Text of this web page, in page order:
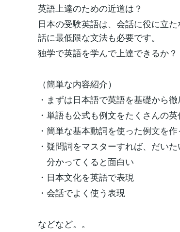
英語上達のための近道は？
日本の受験英語は、会話に役に立
話に最低限な文法も必要です。
独学で英語を学んで上達できるか
（簡単な内容紹介）
・まずは日本語で英語を基礎から
・単語も公式も例文をたくさんの
・簡単な基本動詞を使った例文を作
・疑問詞をマスターすれば、だい
分かってくると面白い
・日本文化を英語で表現
・会話でよく使う表現
などなど。。